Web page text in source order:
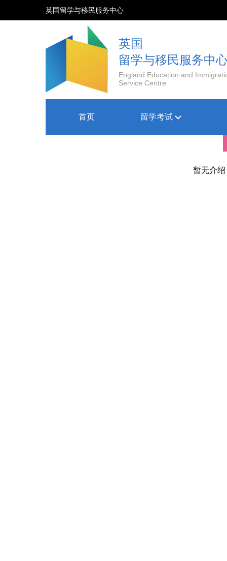
英国留学与移民服务中心
英国
留学与移民服务中
England Education and
Service Centre
首页 留学考试
暂无介绍